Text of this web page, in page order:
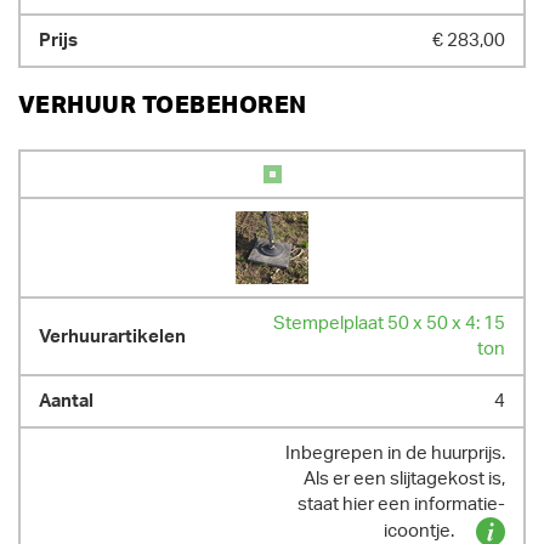
GEWICHT
8800.00 kg
€ 283,00
VERHUUR TOEBEHOREN
Stempelplaat 50 x 50 x 4: 15
ton
4
Inbegrepen in de huurprijs.
Als er een slijtagekost is,
staat hier een informatie-
icoontje.